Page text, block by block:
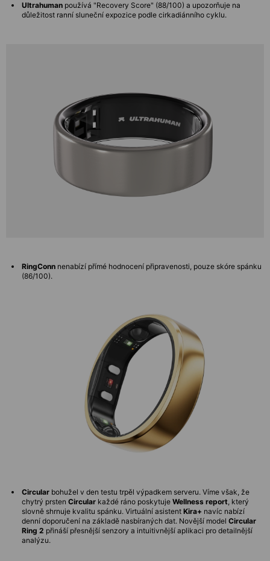
Ultrahuman používá "Recovery Score" (88/100) a upozorňuje na
důležitost ranní sluneční expozice podle cirkadiánního cyklu.
RingConn nenabízí přímé hodnocení připravenosti, pouze skóre spánku
(86/100).
Circular bohužel v den testu trpěl výpadkem serveru. Víme však, že
chytrý prsten Circular každé ráno poskytuje Wellness report, který
slovně shrnuje kvalitu spánku. Virtuální asistent Kira+ navíc nabízí
denní doporučení na základě nasbíraných dat. Novější model Circular
Ring 2 přináší přesnější senzory a intuitivnější aplikaci pro detailnější
analýzu.